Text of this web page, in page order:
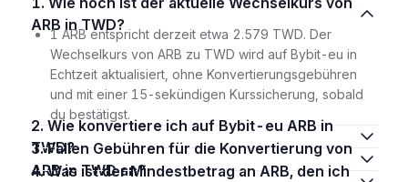
ARB in TWD?
1 ARB entspricht derzeit etwa 2.579 TWD. Der
Wechselkurs von ARB zu TWD wird auf Bybit-eu in
Echtzeit aktualisiert, ohne Konvertierungsgebühren
und mit einer 15-sekündigen Kurssicherung, sobald
du bestätigst.
2. Wie konvertiere ich auf Bybit-eu ARB in
TWD?
3. Fallen Gebühren für die Konvertierung von
ARB in TWD an?
4. Was ist der Mindestbetrag an ARB, den ich